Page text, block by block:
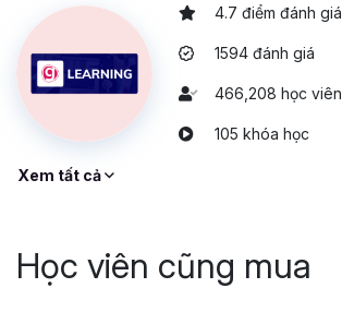
4.7 điểm đánh giá
1594 đánh giá
466,208 học viên
105 khóa học
Xem tất cả
Học viên cũng mua